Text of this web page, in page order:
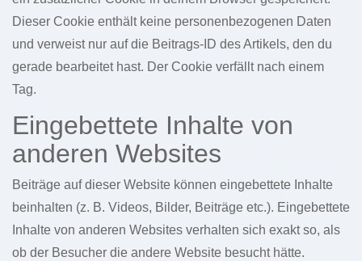
Dieser Cookie enthält keine personenbezogenen Daten
und verweist nur auf die Beitrags-ID des Artikels, den du
gerade bearbeitet hast. Der Cookie verfällt nach einem
Tag.
Eingebettete Inhalte von
anderen Websites
Beiträge auf dieser Website können eingebettete Inhalte
beinhalten (z. B. Videos, Bilder, Beiträge etc.). Eingebettete
Inhalte von anderen Websites verhalten sich exakt so, als
ob der Besucher die andere Website besucht hätte.